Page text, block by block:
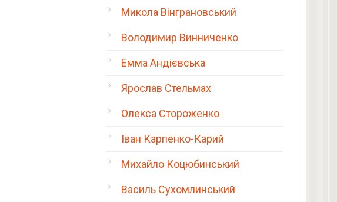
Микола Вінграновський
Володимир Винниченко
Емма Андієвська
Ярослав Стельмах
Олекса Стороженко
Іван Карпенко-Карий
Михайло Коцюбинський
Василь Сухомлинський